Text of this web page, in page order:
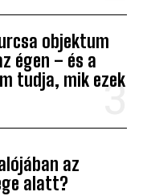
objektum
égen – és a
tudja, mik ezek
az
alatt?